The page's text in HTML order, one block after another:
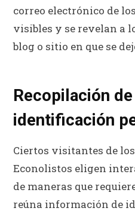
correo electrónico de
visibles y se revelan a
blog o sitio en que se
Recopilación
identificación
Ciertos visitantes de
Econolistos eligen
de maneras que
reúna información de